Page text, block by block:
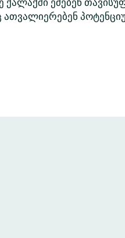
ქალაქში ეძებენ
ათვალიერებენ